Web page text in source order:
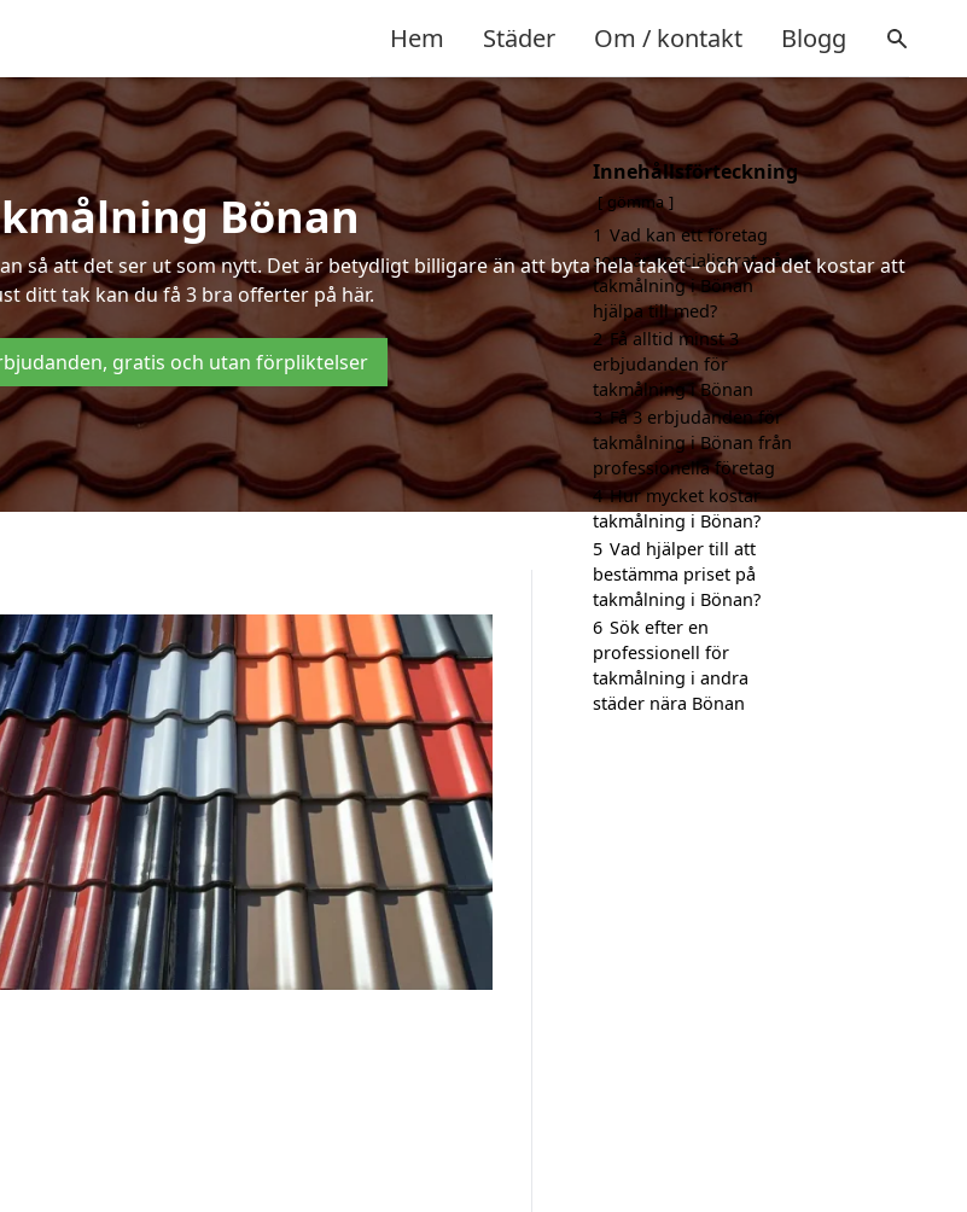
Hem Städer Om / kontakt Blogg
Bönan
så att det ser ut som nytt. Det är betydligt billigare än att byta hela taket – och vad det kostar att
ditt tak kan du få 3 bra offerter på här.
gratis och utan förpliktelser
Innehållsförteckning
gömma
1 Vad kan ett företag
som är specialiserat på
takmålning i Bönan
hjälpa till med?
2 Få alltid minst 3
erbjudanden för
takmålning i Bönan
3 Få 3 erbjudanden för
takmålning i Bönan från
professionella företag
4 Hur mycket kostar
takmålning i Bönan?
5 Vad hjälper till att
bestämma priset på
takmålning i Bönan?
6 Sök efter en
professionell för
takmålning i andra
städer nära Bönan